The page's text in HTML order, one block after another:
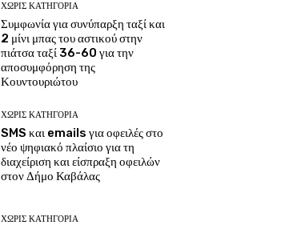
ΧΩΡΊΣ ΚΑΤΗΓΟΡΊΑ
Συμφωνία για συνύπαρξη ταξί και
2 μίνι μπας του αστικού στην
πιάτσα ταξί 36-60 για την
αποσυμφόρηση της
Κουντουριώτου
ΧΩΡΊΣ ΚΑΤΗΓΟΡΊΑ
SMS και emails για οφειλές στο
νέο ψηφιακό πλαίσιο για τη
διαχείριση και είσπραξη οφειλών
στον Δήμο Καβάλας
ΧΩΡΊΣ ΚΑΤΗΓΟΡΊΑ